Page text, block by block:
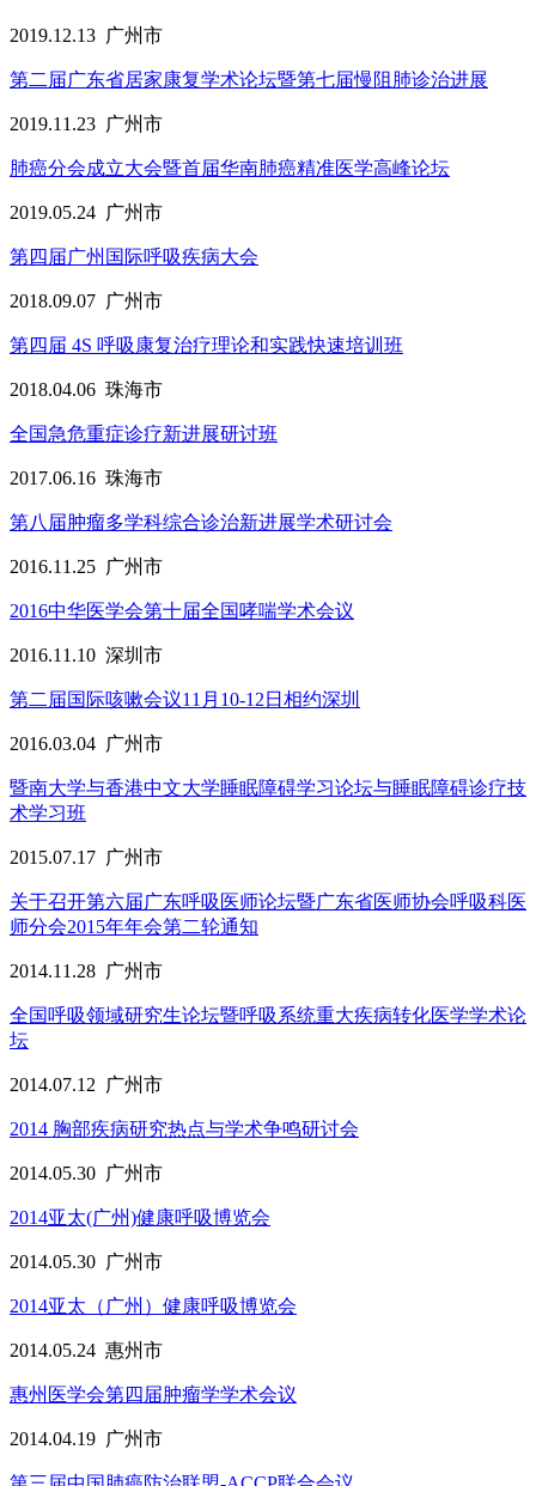
2019.12.13 广州市
第二届广东省居家康复学术论坛暨第七届慢阻肺诊治进展
2019.11.23 广州市
肺癌分会成立大会暨首届华南肺癌精准医学高峰论坛
2019.05.24 广州市
第四届广州国际呼吸疾病大会
2018.09.07 广州市
第四届 4S 呼吸康复治疗理论和实践快速培训班
2018.04.06 珠海市
全国急危重症诊疗新进展研讨班
2017.06.16 珠海市
第八届肿瘤多学科综合诊治新进展学术研讨会
2016.11.25 广州市
2016中华医学会第十届全国哮喘学术会议
2016.11.10 深圳市
第二届国际咳嗽会议11月10-12日相约深圳
2016.03.04 广州市
暨南大学与香港中文大学睡眠障碍学习论坛与睡眠障碍诊疗技
术学习班
2015.07.17 广州市
关于召开第六届广东呼吸医师论坛暨广东省医师协会呼吸科医
师分会2015年年会第二轮通知
2014.11.28 广州市
全国呼吸领域研究生论坛暨呼吸系统重大疾病转化医学学术论
坛
2014.07.12 广州市
2014 胸部疾病研究热点与学术争鸣研讨会
2014.05.30 广州市
2014亚太(广州)健康呼吸博览会
2014.05.30 广州市
2014亚太（广州）健康呼吸博览会
2014.05.24 惠州市
惠州医学会第四届肿瘤学学术会议
2014.04.19 广州市